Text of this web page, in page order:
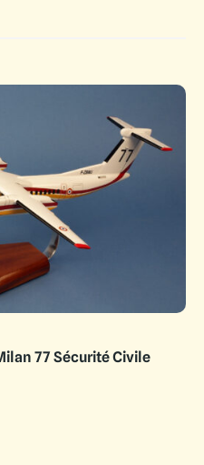
77 Sécurité Civile